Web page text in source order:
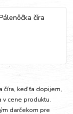
číra, keď ťa dopijem,
v cene produktu.
darčekom pre